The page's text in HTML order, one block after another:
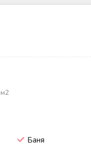
м2
Баня